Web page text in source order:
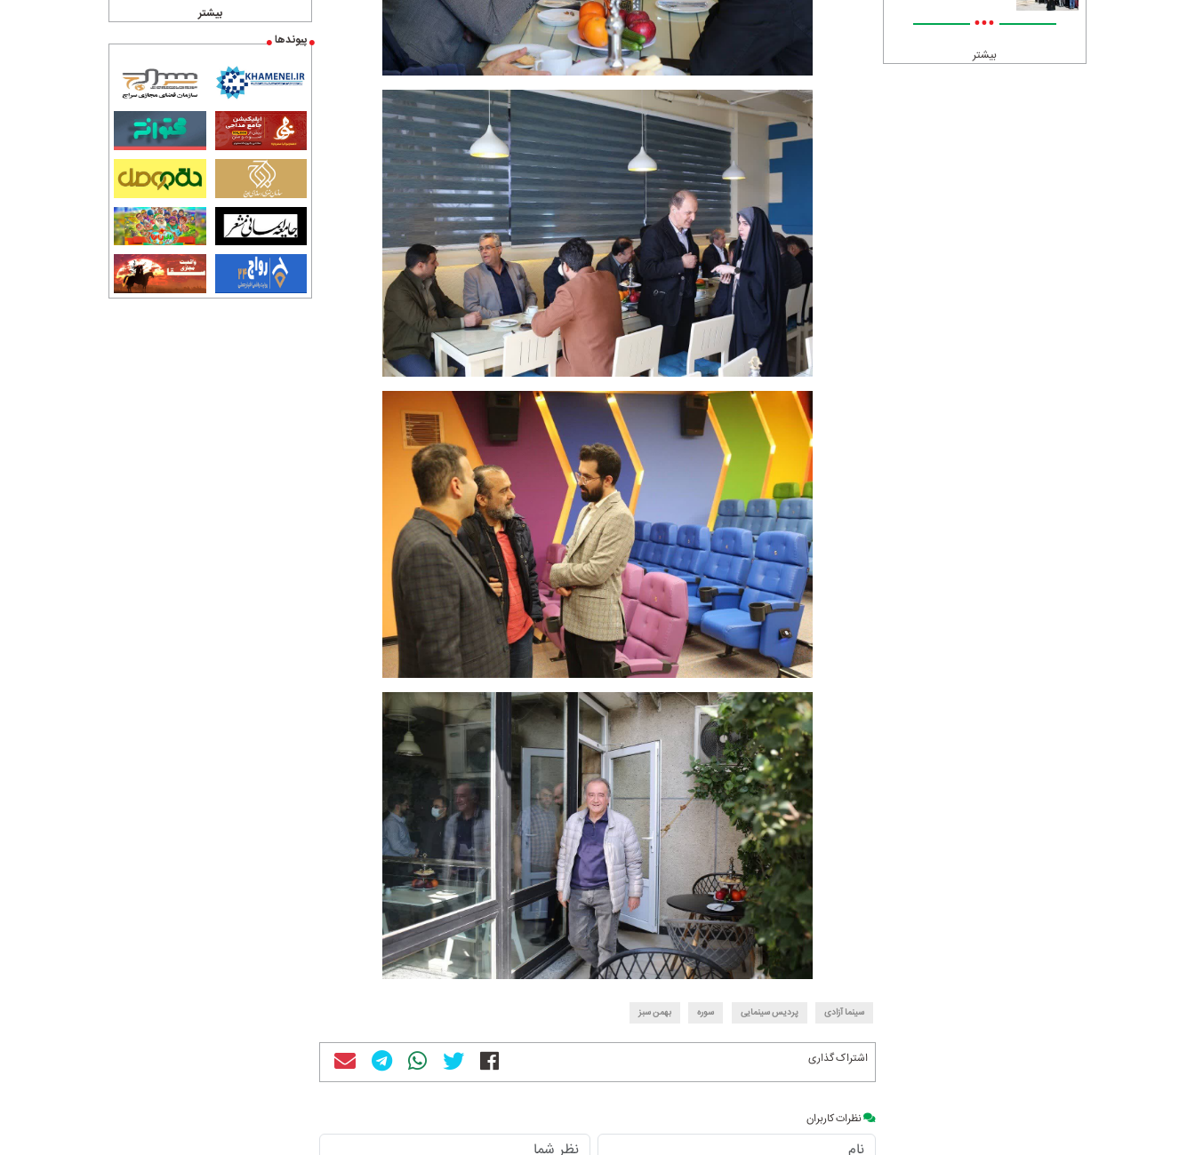
•••
بیشتر
سینما آزادی پردیس سینمایی سوره بهمن سبز
اشتراک گذاری
نظرات کاربران
بیشتر
پیوندها